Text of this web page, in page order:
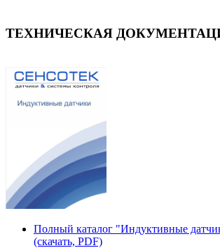
ТЕХНИЧЕСКАЯ
Полный каталог "Индуктивные
(скачать, PDF)